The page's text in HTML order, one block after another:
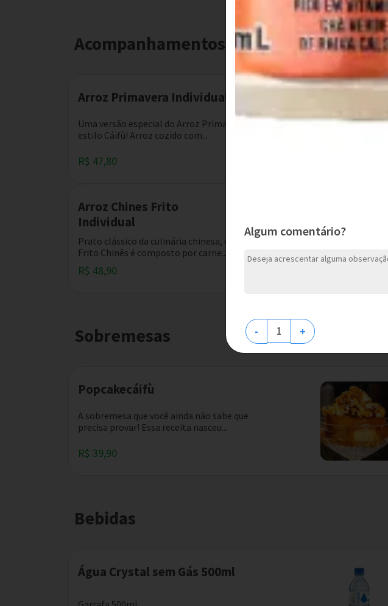
Algum comentário?
- +
Acompanhamentos
Arroz Primavera Individual
Uma versão especial do Arroz Primavera no
estilo Cáifù! Arroz cozido com...
R$ 47,80
Arroz Chines Frito
Individual
Prato clássico da culinária chinesa, o Arroz
Frito Chinês é composto por carne...
R$ 48,90
Sobremesas
Popcakecáifù
A sobremesa que você ainda não sabe que
precisa provar! Essa receita nasceu...
R$ 39,90
Bebidas
Água Crystal sem Gás 500ml